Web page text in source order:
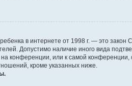
в интернете от 1998 г. — это
Допустимо наличие иного вида
конференции, или к самой
кроме указанных ниже.